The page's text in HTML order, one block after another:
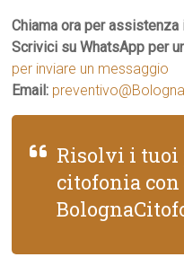
Chiama ora per
Scrivici su WhatsApp per
per inviare un messaggio
Email:
Risolvi i
citofonia